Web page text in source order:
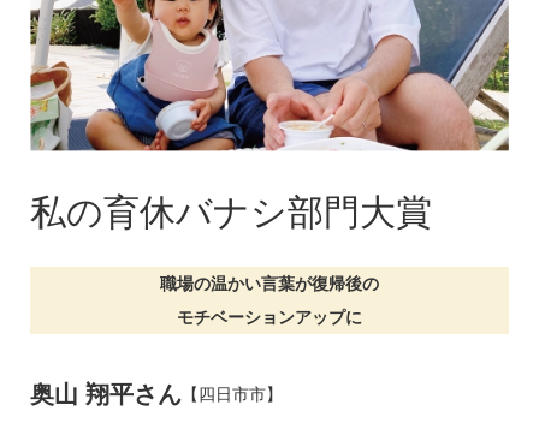
私の育休バナシ部門大賞
職場の温かい言葉が復帰後の
モチベーションアップに
奥山 翔平さん【四日市市】